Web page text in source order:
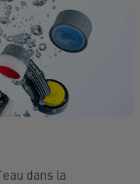
dans la